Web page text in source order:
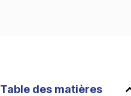
Table des matières